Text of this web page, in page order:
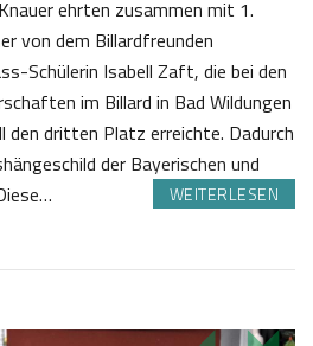
ehrten zusammen mit 1.
von dem Billardfreunden
Schülerin Isabell Zaft, die bei den
im Billard in Bad Wildungen
den dritten Platz erreichte. Dadurch
der Bayerischen und
WEITERLESEN